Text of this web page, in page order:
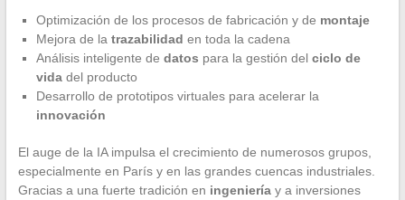
Optimización de los procesos de fabricación y de montaje
Mejora de la trazabilidad en toda la cadena
Análisis inteligente de datos para la gestión del ciclo de
vidadel producto
Desarrollo de prototipos virtuales para acelerar la
innovación
El auge de la IA impulsa el crecimiento de numerosos grupos,
especialmente en París y en las grandes cuencas industriales.
Gracias a una fuerte tradición en ingenieríay a inversiones